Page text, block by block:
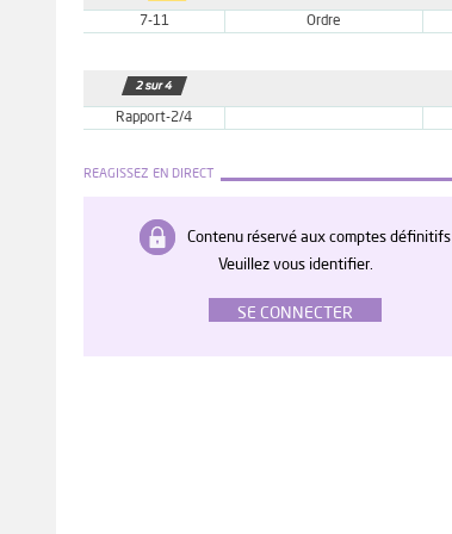
7-11 Ordre
Rapport-2/4
REAGISSEZ EN DIRECT
Contenu réservé aux comptes définitifs
Veuillez vous identifier.
SE CONNECTER